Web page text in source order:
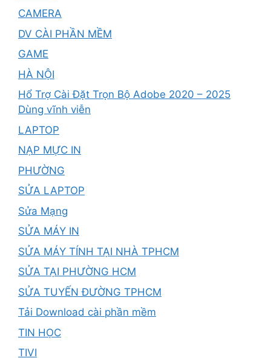
CAMERA
DV CÀI PHẦN MỀM
GAME
HÀ NỘI
Hổ Trợ Cài Đặt Trọn Bộ Adobe 2020 – 2025
Dùng vĩnh viễn
LAPTOP
NẠP MỰC IN
PHƯỜNG
SỬA LAPTOP
Sửa Mạng
SỬA MÁY IN
SỬA MÁY TÍNH TẠI NHÀ TPHCM
SỬA TẠI PHƯỜNG HCM
SỬA TUYẾN ĐƯỜNG TPHCM
Tải Download cài phần mềm
TIN HỌC
TIVI